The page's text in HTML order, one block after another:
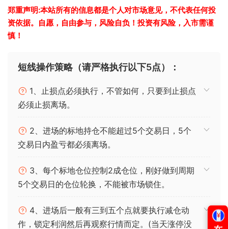
郑重声明:本站所有的信息都是个人对市场意见，不代表任何投
资依据。自愿，自由参与，风险自负！投资有风险，入市需谨
慎！
短线操作策略（请严格执行以下5点）：
1、止损点必须执行，不管如何，只要到止损点
必须止损离场。
2、进场的标地持仓不能超过5个交易日，5个
交易日内盈亏都必须离场。
3、每个标地仓位控制2成仓位，刚好做到周期
5个交易日的仓位轮换，不能被市场锁住。
4、进场后一般有三到五个点就要执行减仓动
作，锁定利润然后再观察行情而定。(当天涨停没